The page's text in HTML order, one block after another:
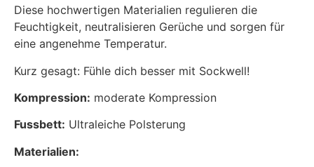
Diese hochwertigen Materialien regulieren die
Feuchtigkeit, neutralisieren Gerüche und sorgen für
eine angenehme Temperatur.
Kurz gesagt: Fühle dich besser mit Sockwell!
Kompression: moderate Kompression
Fussbett: Ultraleiche Polsterung
Materialien: